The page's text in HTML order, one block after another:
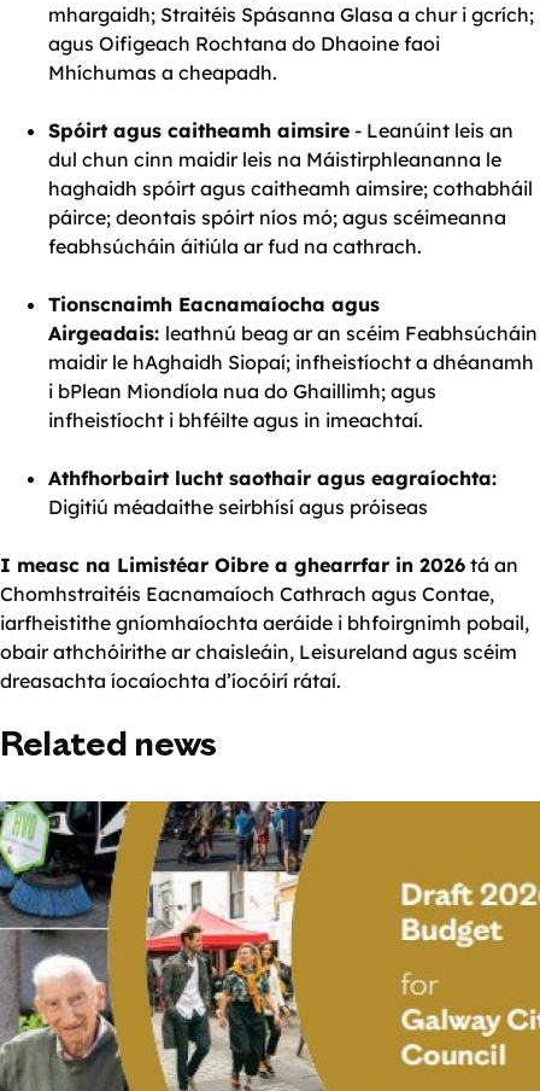
mhargaidh; Straitéis Spásanna Glasa a chur i gcrích;
agus Oifigeach Rochtana do Dhaoine faoi
Mhíchumas a cheapadh.
Spóirt agus caitheamh aimsire - Leanúint leis an
dul chun cinn maidir leis na Máistirphleananna le
haghaidh spóirt agus caitheamh aimsire; cothabháil
páirce; deontais spóirt níos mó; agus scéimeanna
feabhsúcháin áitiúla ar fud na cathrach.
Tionscnaimh Eacnamaíocha agus
Airgeadais: leathnú beag ar an scéim Feabhsúcháin
maidir le hAghaidh Siopaí; infheistíocht a dhéanamh
i bPlean Miondíola nua do Ghaillimh; agus
infheistíocht i bhféilte agus in imeachtaí.
Athfhorbairt lucht saothair agus eagraíochta:
Digitiú méadaithe seirbhísí agus próiseas
I measc na Limistéar Oibre a ghearrfar in 2026 tá an
Chomhstraitéis Eacnamaíoch Cathrach agus Contae,
iarfheistithe gníomhaíochta aeráide i bhfoirgnimh pobail,
obair athchóirithe ar chaisleáin, Leisureland agus scéim
dreasachta íocaíochta d’íocóirí rátaí.
Related news